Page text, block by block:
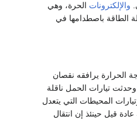
والإلكترونات الحرة، وهي
الطاقة باصطدامها في
الحرارة يرافقه نقصان
وحدثت تيارات الحمل ناقلة
المحيطات التي يتعدل
قيل حينئذ إن انتقال